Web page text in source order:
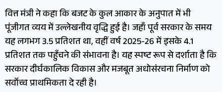
वित्त मंत्री ने कहा कि बजट के कुल आकार के अनुपात में भी
पूंजीगत व्यय में उल्लेखनीय वृद्धि हुई है। जहाँ पूर्व सरकार के समय
यह लगभग 3.5 प्रतिशत था, वहीं वर्ष 2025-26 में इसके 4.1
प्रतिशत तक पहुँचने की संभावना है। यह स्पष्ट रूप से दर्शाता है कि
सरकार दीर्घकालिक विकास और मजबूत अधोसंरचना निर्माण को
सर्वोच्च प्राथमिकता दे रही है।